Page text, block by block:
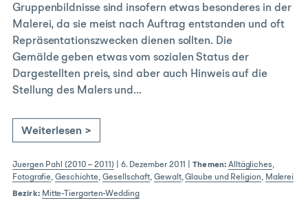
Gruppenbildnisse sind insofern etwas besonderes in der
Malerei, da sie meist nach Auftrag entstanden und oft
Repräsentationszwecken dienen sollten. Die
Gemälde geben etwas vom sozialen Status der
Dargestellten preis, sind aber auch Hinweis auf die
Stellung des Malers und…
Weiterlesen >
Juergen Pahl (2010 – 2011)| 6. Dezember 2011 |Themen: Alltägliches,
Fotografie,Geschichte,Gesellschaft, Gewalt,Glaube und Religion, Malerei
Bezirk: Mitte-Tiergarten-Wedding